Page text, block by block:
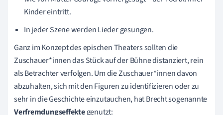
Kinder eintritt.
In jeder Szene werden Lieder gesungen.
Ganz im Konzept des epischen Theaters sollten die
Zuschauer*innen das Stück auf der Bühne distanziert, rein
als Betrachter verfolgen. Um die Zuschauer*innen davon
abzuhalten, sich mit den Figuren zu identifizieren oder zu
sehr in die Geschichte einzutauchen, hat Brecht sogenannte
Verfremdungseffektegenutzt: